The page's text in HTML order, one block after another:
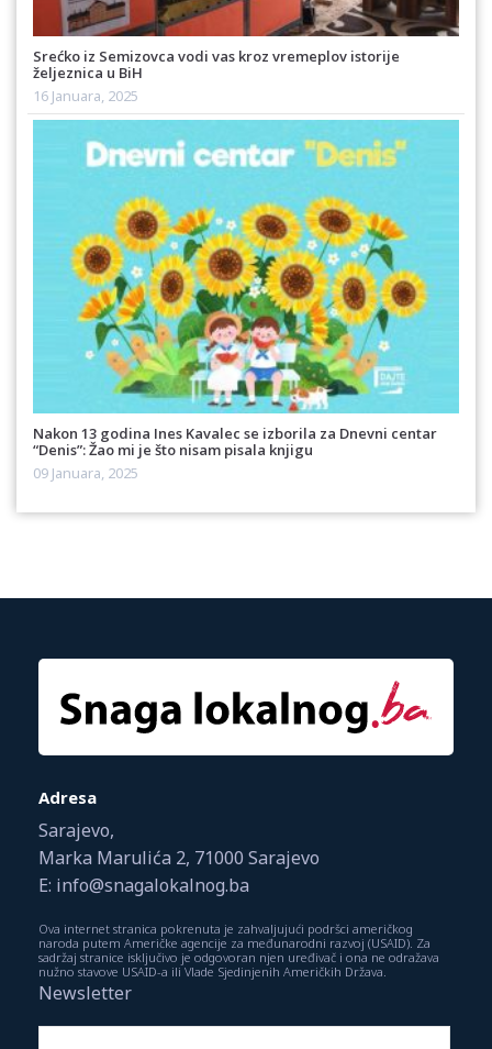
Srećko iz Semizovca vodi vas kroz vremeplov istorije
željeznica u BiH
16 Januara, 2025
Nakon 13 godina Ines Kavalec se izborila za Dnevni centar
“Denis”: Žao mi je što nisam pisala knjigu
09 Januara, 2025
Adresa
Sarajevo,
Marka Marulića 2, 71000 Sarajevo
E: info@snagalokalnog.ba
Ova internet stranica pokrenuta je zahvaljujući podršci američkog
naroda putem Američke agencije za međunarodni razvoj (USAID). Za
sadržaj stranice isključivo je odgovoran njen uređivač i ona ne odražava
nužno stavove USAID-a ili Vlade Sjedinjenih Američkih Država.
Newsletter